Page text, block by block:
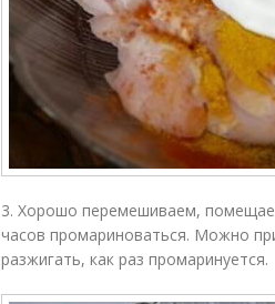
3. Хорошо перемешиваем,
часов промариноваться. Можно
разжигать, как раз промаринуется.